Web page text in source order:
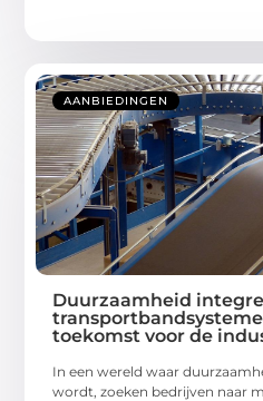
AANBIEDINGEN
Duurzaamheid
toekomst voor de
In een wereld waar
wordt, zoeken bedrijven naar